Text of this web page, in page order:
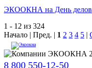
ЭКООКНА на День
1 - 12 из 324
Начало | Пред. | 1 2 3 4 5 |
8 800 550-12-50